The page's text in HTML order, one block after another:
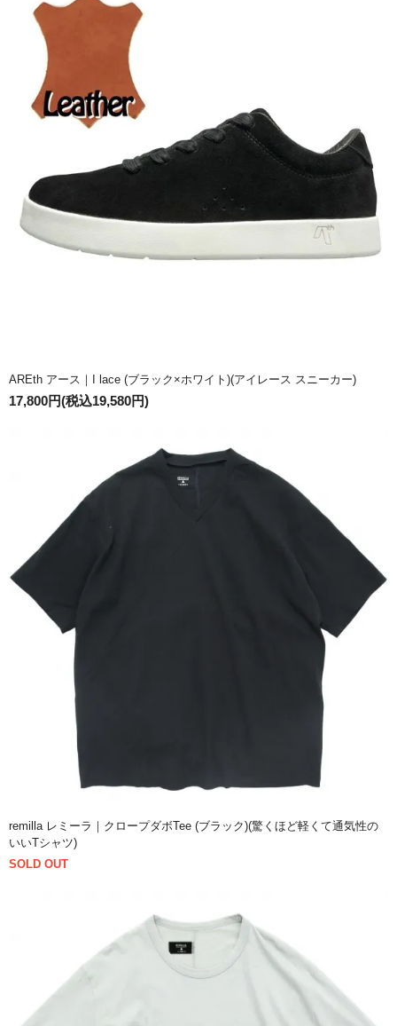
AREth アース｜I lace (ブラック×ホワイト)(アイレース スニーカー)
17,800円(税込19,580円)
remilla レミーラ｜クロープダボTee (ブラック)(驚くほど軽くて通気性の
いいTシャツ)
SOLD OUT